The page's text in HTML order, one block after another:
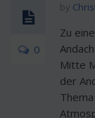
0
by
Zu
Mitte
der